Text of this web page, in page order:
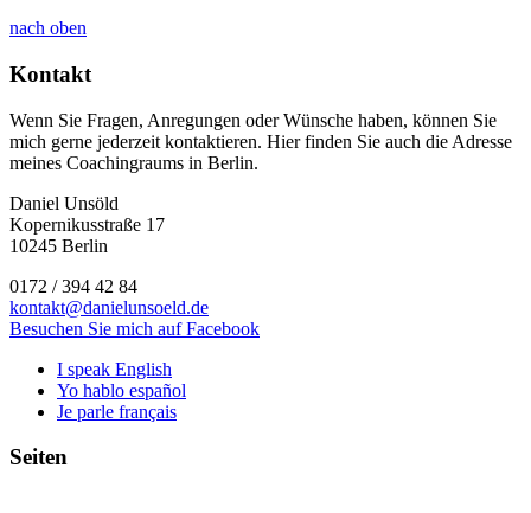
nach oben
Kontakt
Wenn Sie Fragen, Anregungen oder Wünsche haben, können Sie
mich gerne jederzeit kontaktieren. Hier finden Sie auch die Adresse
meines Coachingraums in Berlin.
Daniel Unsöld
Kopernikusstraße 17
10245 Berlin
0172 / 394 42 84
kontakt@danielunsoeld.de
Besuchen Sie mich auf Facebook
I speak English
Yo hablo español
Je parle français
Seiten